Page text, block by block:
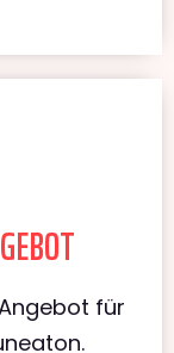
für